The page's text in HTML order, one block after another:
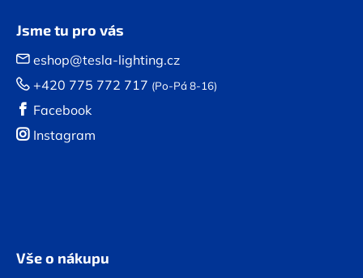
Jsme tu pro vás
eshop@tesla-lighting.cz
+420 775 772 717 (Po-Pá 8-16)
Facebook
Instagram
Vše o nákupu